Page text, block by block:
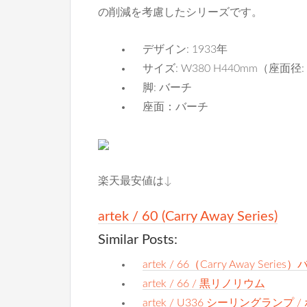
の削減を考慮したシリーズです。
デザイン: 1933年
サイズ: W380 H440mm（座面径:
脚: バーチ
座面：バーチ
楽天最安値は↓
artek / 60 (Carry Away Series)
Similar Posts:
artek / 66（Carry Away Series）
artek / 66 / 黒リノリウム
artek / U336 シーリングランプ /